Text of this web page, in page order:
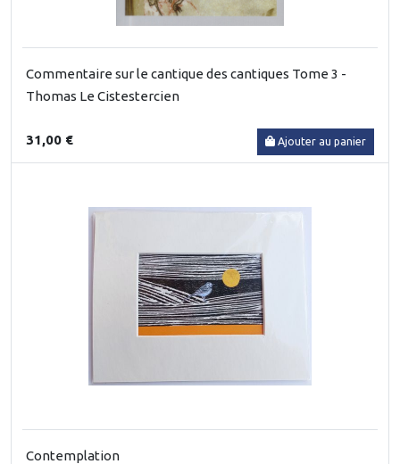
Commentaire sur le cantique des cantiques Tome 3 -
Thomas Le Cistestercien
31,00 € Ajouter au panier
Contemplation